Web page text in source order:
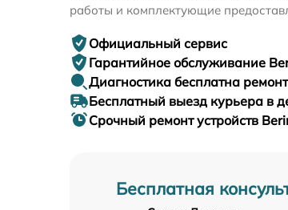
Бесплатная
работы и комплектующие
Официальный сервис
Гарантийное обслуживание
Диагностика бесплатна
Бесплатный выезд курьера в
Срочный ремонтустройств